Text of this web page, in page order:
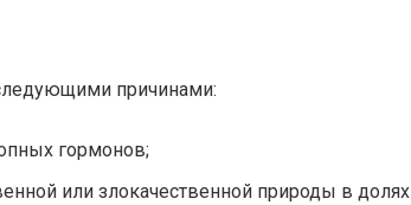
причинами:
гормонов;
или злокачественной природы в долях